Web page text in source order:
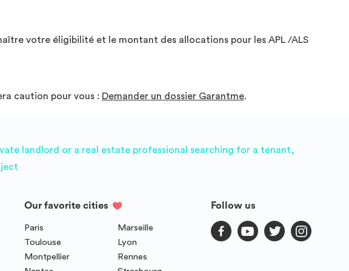
privée (hors garantie Visale) ; - Dépôt de garantie de 950 €
; - Durée minimale de séjour d'un mois ; - Disponible dès le
grands appartements souvent vacants auprès de
de plus de 1000 membres.
votre éligibilité et le montant des allocations pour les APL /ALS
caution pour vous : Demander un dossier Garantme.
landlord or a real estate professional searching for a tenant,
Our favorite cities
Paris
Marseille
Toulouse
Lyon
Montpellier
Rennes
Follow us